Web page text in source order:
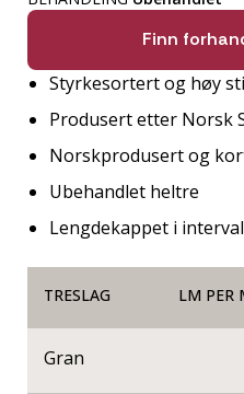
Finn
Styrkesortert og høy
Produsert etter Norsk
Norskprodusert og
Ubehandlet heltre
Lengdekappet i
TRESLAG LM PER
Gran